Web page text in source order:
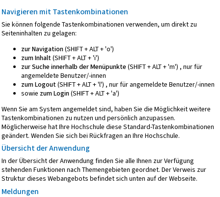
Navigieren mit Tastenkombinationen
Sie können folgende Tastenkombinationen verwenden, um direkt zu
Seiteninhalten zu gelagen:
zur Navigation(SHIFT + ALT + 'o')
zum Inhalt(SHIFT + ALT + 'i')
zur Suche innerhalb der Menüpunkte(SHIFT + ALT + 'm') , nur für
angemeldete Benutzer/-innen
zum Logout(SHIFT + ALT + 'l') , nur für angemeldete Benutzer/-innen
sowie zum Login(SHIFT + ALT + 'a')
Wenn Sie am System angemeldet sind, haben Sie die Möglichkeit weitere
Tastenkombinationen zu nutzen und persönlich anzupassen.
Möglicherweise hat Ihre Hochschule diese Standard-Tastenkombinationen
geändert. Wenden Sie sich bei Rückfragen an Ihre Hochschule.
Übersicht der Anwendung
In der Übersicht der Anwendung finden Sie alle Ihnen zur Verfügung
stehenden Funktionen nach Themengebieten geordnet. Der Verweis zur
Struktur dieses Webangebots befindet sich unten auf der Webseite.
Meldungen